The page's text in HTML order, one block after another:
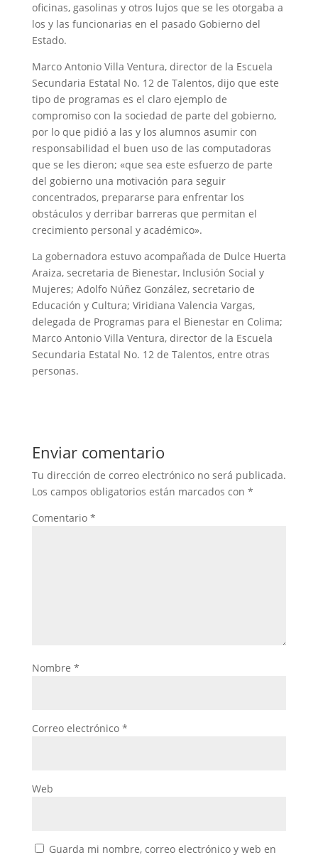
oficinas, gasolinas y otros lujos que se les otorgaba a
los y las funcionarias en el pasado Gobierno del
Estado.
Marco Antonio Villa Ventura, director de la Escuela
Secundaria Estatal No. 12 de Talentos, dijo que este
tipo de programas es el claro ejemplo de
compromiso con la sociedad de parte del gobierno,
por lo que pidió a las y los alumnos asumir con
responsabilidad el buen uso de las computadoras
que se les dieron; «que sea este esfuerzo de parte
del gobierno una motivación para seguir
concentrados, prepararse para enfrentar los
obstáculos y derribar barreras que permitan el
crecimiento personal y académico».
La gobernadora estuvo acompañada de Dulce Huerta
Araiza, secretaria de Bienestar, Inclusión Social y
Mujeres; Adolfo Núñez González, secretario de
Educación y Cultura; Viridiana Valencia Vargas,
delegada de Programas para el Bienestar en Colima;
Marco Antonio Villa Ventura, director de la Escuela
Secundaria Estatal No. 12 de Talentos, entre otras
personas.
Enviar comentario
Tu dirección de correo electrónico no será publicada.
Los campos obligatorios están marcados con *
Comentario *
Nombre *
Correo electrónico *
Web
Guarda mi nombre, correo electrónico y web en